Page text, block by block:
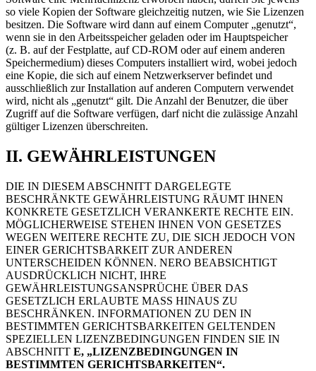
so viele Kopien der Software gleichzeitig nutzen, wie Sie Lizenzen
besitzen. Die Software wird dann auf einem Computer „genutzt“,
wenn sie in den Arbeitsspeicher geladen oder im Hauptspeicher
(z. B. auf der Festplatte, auf CD-ROM oder auf einem anderen
Speichermedium) dieses Computers installiert wird, wobei jedoch
eine Kopie, die sich auf einem Netzwerkserver befindet und
ausschließlich zur Installation auf anderen Computern verwendet
wird, nicht als „genutzt“ gilt. Die Anzahl der Benutzer, die über
Zugriff auf die Software verfügen, darf nicht die zulässige Anzahl
gültiger Lizenzen überschreiten.
II. GEWÄHRLEISTUNGEN
DIE IN DIESEM ABSCHNITT DARGELEGTE
BESCHRÄNKTE GEWÄHRLEISTUNG RÄUMT IHNEN
KONKRETE GESETZLICH VERANKERTE RECHTE EIN.
MÖGLICHERWEISE STEHEN IHNEN VON GESETZES
WEGEN WEITERE RECHTE ZU, DIE SICH JEDOCH VON
EINER GERICHTSBARKEIT ZUR ANDEREN
UNTERSCHEIDEN KÖNNEN. NERO BEABSICHTIGT
AUSDRÜCKLICH NICHT, IHRE
GEWÄHRLEISTUNGSANSPRÜCHE ÜBER DAS
GESETZLICH ERLAUBTE MASS HINAUS ZU
BESCHRÄNKEN. INFORMATIONEN ZU DEN IN
BESTIMMTEN GERICHTSBARKEITEN GELTENDEN
SPEZIELLEN LIZENZBEDINGUNGEN FINDEN SIE IN
ABSCHNITT E, „LIZENZBEDINGUNGEN IN
BESTIMMTEN GERICHTSBARKEITEN“.